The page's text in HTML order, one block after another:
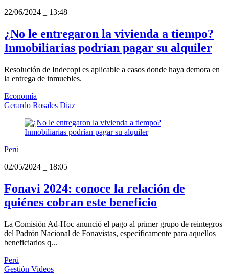
22/06/2024
13:48
¿No le entregaron la vivienda a tiempo?
Inmobiliarias podrían pagar su alquiler
Resolución de Indecopi es aplicable a casos donde haya demora en
la entrega de inmuebles.
Economía
Gerardo Rosales Diaz
Perú
02/05/2024
18:05
Fonavi 2024: conoce la relación de
quiénes cobran este beneficio
La Comisión Ad-Hoc anunció el pago al primer grupo de reintegros
del Padrón Nacional de Fonavistas, específicamente para aquellos
beneficiarios q...
Perú
Gestión Videos